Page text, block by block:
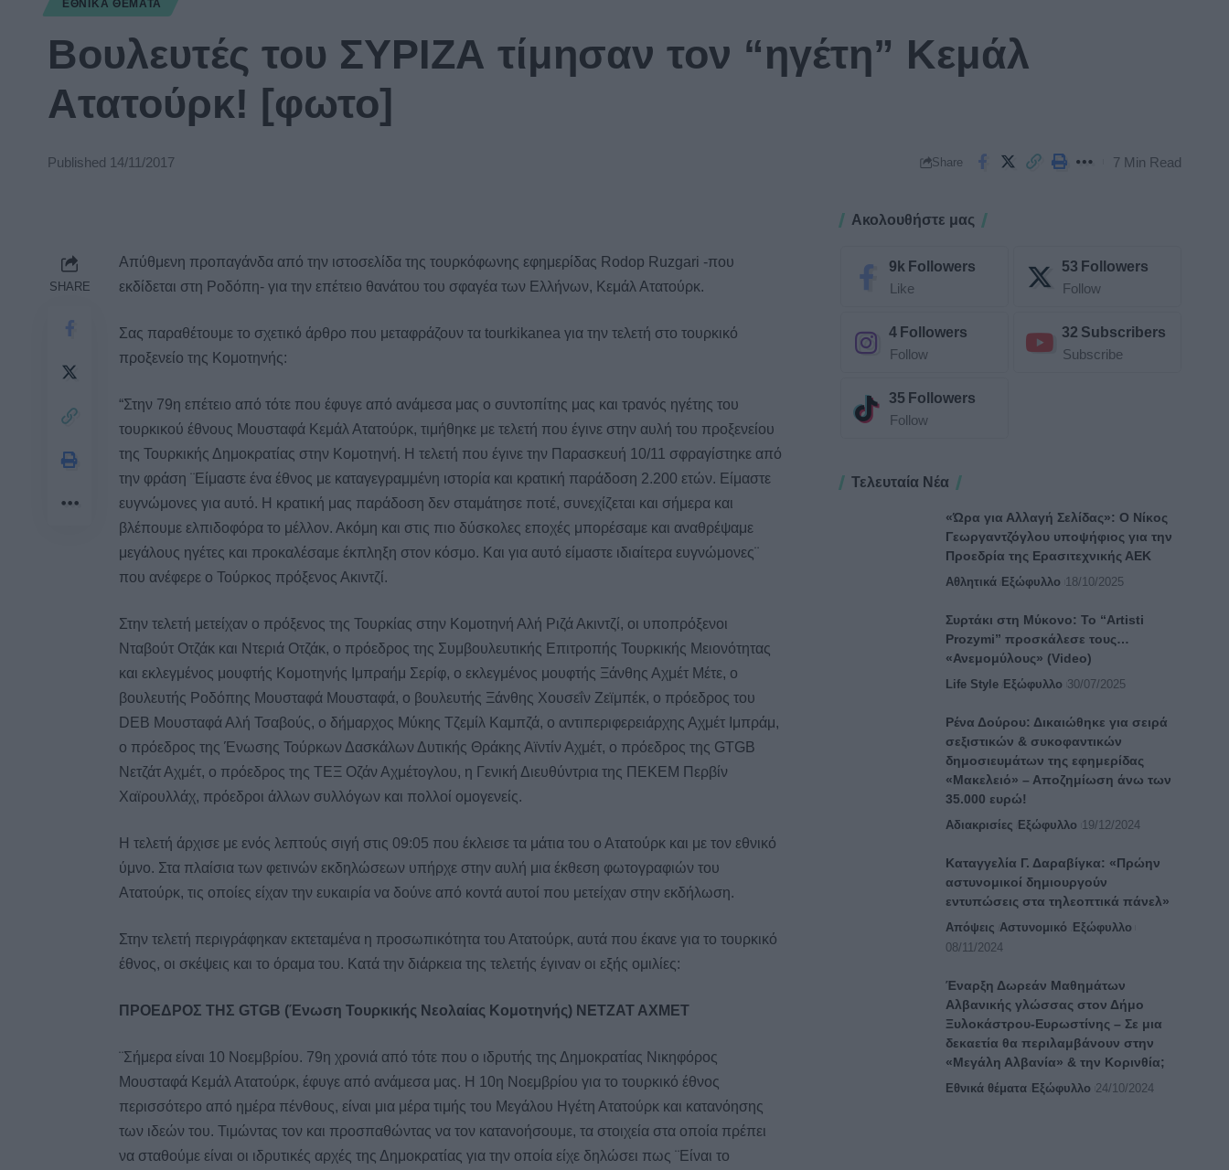
ΕΘΝΙΚΆ ΘΈΜΑΤΑ
Βουλευτές του ΣΥΡΙΖΑ τίμησαν τον “ηγέτη” Κεμάλ
Ατατούρκ! [φωτο]
Published 14/11/2017 Share 7 Min Read
SHARE
Απύθμενη προπαγάνδα από την ιστοσελίδα της τουρκόφωνης εφημερίδας Rodop Ruzgari -που
εκδίδεται στη Ροδόπη- για την επέτειο θανάτου του σφαγέα των Ελλήνων, Κεμάλ Ατατούρκ.
Σας παραθέτουμε το σχετικό άρθρο που μεταφράζουν τα tourkikanea για την τελετή στο τουρκικό
προξενείο της Κομοτηνής:
“Στην 79η επέτειο από τότε που έφυγε από ανάμεσα μας ο συντοπίτης μας και τρανός ηγέτης του
τουρκικού έθνους Μουσταφά Κεμάλ Ατατούρκ, τιμήθηκε με τελετή που έγινε στην αυλή του προξενείου
της Τουρκικής Δημοκρατίας στην Κομοτηνή. Η τελετή που έγινε την Παρασκευή 10/11 σφραγίστηκε από
την φράση ¨Είμαστε ένα έθνος με καταγεγραμμένη ιστορία και κρατική παράδοση 2.200 ετών. Είμαστε
ευγνώμονες για αυτό. H κρατική μας παράδοση δεν σταμάτησε ποτέ, συνεχίζεται και σήμερα και
βλέπουμε ελπιδοφόρα το μέλλον. Ακόμη και στις πιο δύσκολες εποχές μπορέσαμε και αναθρέψαμε
μεγάλους ηγέτες και προκαλέσαμε έκπληξη στον κόσμο. Και για αυτό είμαστε ιδιαίτερα ευγνώμονες¨
που ανέφερε ο Τούρκος πρόξενος Ακιντζί.
Στην τελετή μετείχαν ο πρόξενος της Τουρκίας στην Κομοτηνή Αλή Ριζά Ακιντζί, οι υποπρόξενοι
Νταβούτ Οτζάκ και Ντεριά Οτζάκ, ο πρόεδρος της Συμβουλευτικής Επιτροπής Τουρκικής Μειονότητας
και εκλεγμένος μουφτής Κομοτηνής Ιμπραήμ Σερίφ, ο εκλεγμένος μουφτής Ξάνθης Αχμέτ Μέτε, ο
βουλευτής Ροδόπης Μουσταφά Μουσταφά, ο βουλευτής Ξάνθης Χουσεΐν Ζεϊμπέκ, ο πρόεδρος του
DEB Μουσταφά Αλή Τσαβούς, ο δήμαρχος Μύκης Τζεμίλ Καμπζά, ο αντιπεριφερειάρχης Αχμέτ Ιμπράμ,
ο πρόεδρος της Ένωσης Τούρκων Δασκάλων Δυτικής Θράκης Αϊντίν Αχμέτ, ο πρόεδρος της GTGB
Νετζάτ Αχμέτ, ο πρόεδρος της ΤΕΞ Οζάν Αχμέτογλου, η Γενική Διευθύντρια της ΠΕΚΕΜ Περβίν
Χαϊρουλλάχ, πρόεδροι άλλων συλλόγων και πολλοί ομογενείς.
Η τελετή άρχισε με ενός λεπτούς σιγή στις 09:05 που έκλεισε τα μάτια του ο Ατατούρκ και με τον εθνικό
ύμνο. Στα πλαίσια των φετινών εκδηλώσεων υπήρχε στην αυλή μια έκθεση φωτογραφιών του
Ατατούρκ, τις οποίες είχαν την ευκαιρία να δούνε από κοντά αυτοί που μετείχαν στην εκδήλωση.
Στην τελετή περιγράφηκαν εκτεταμένα η προσωπικότητα του Ατατούρκ, αυτά που έκανε για το τουρκικό
έθνος, οι σκέψεις και το όραμα του. Κατά την διάρκεια της τελετής έγιναν οι εξής ομιλίες:
ΠΡΟΕΔΡΟΣ ΤΗΣ GTGB (Ένωση Τουρκικής Νεολαίας Κομοτηνής) ΝΕΤΖΑΤ ΑΧΜΕΤ
¨Σήμερα είναι 10 Νοεμβρίου. 79η χρονιά από τότε που ο ιδρυτής της Δημοκρατίας Νικηφόρος
Μουσταφά Κεμάλ Ατατούρκ, έφυγε από ανάμεσα μας. Η 10η Νοεμβρίου για το τουρκικό έθνος
περισσότερο από ημέρα πένθους, είναι μια μέρα τιμής του Μεγάλου Ηγέτη Ατατούρκ και κατανόησης
των ιδεών του. Τιμώντας τον και προσπαθώντας να τον κατανοήσουμε, τα στοιχεία στα οποία πρέπει
να σταθούμε είναι οι ιδρυτικές αρχές της Δημοκρατίας για την οποία είχε δηλώσει πως ¨Είναι το
Ακολουθήστε μας
9k Followers
Like
53 Followers
Follow
4 Followers
Follow
32 Subscribers
Subscribe
35 Followers
Follow
Τελευταία Νέα
«Ώρα για Αλλαγή Σελίδας»: Ο Νίκος
Γεωργαντζόγλου υποψήφιος για την
Προεδρία της Ερασιτεχνικής ΑΕΚ
Αθλητικά Εξώφυλλο 18/10/2025
Συρτάκι στη Μύκονο: Το “Artisti
Prozymi” προσκάλεσε τους…
«Ανεμομύλους» (Video)
Life Style Εξώφυλλο 30/07/2025
Ρένα Δούρου: Δικαιώθηκε για σειρά
σεξιστικών & συκοφαντικών
δημοσιευμάτων της εφημερίδας
«Μακελειό» – Αποζημίωση άνω των
35.000 ευρώ!
Αδιακρισίες Εξώφυλλο 19/12/2024
Καταγγελία Γ. Δαραβίγκα: «Πρώην
αστυνομικοί δημιουργούν
εντυπώσεις στα τηλεοπτικά πάνελ»
Απόψεις Αστυνομικό
Εξώφυλλο
08/11/2024
Έναρξη Δωρεάν Μαθημάτων
Αλβανικής γλώσσας στον Δήμο
Ξυλοκάστρου-Ευρωστίνης – Σε μια
δεκαετία θα περιλαμβάνουν στην
«Μεγάλη Αλβανία» & την Κορινθία;
Εθνικά θέματα Εξώφυλλο 24/10/2024